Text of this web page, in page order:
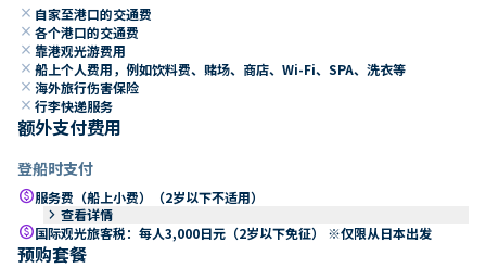
close 自家至港口的交通费
close 各个港口的交通费
close 靠港观光游费用
close 船上个人费用，例如饮料费、赌场、商店、Wi-Fi、SPA、洗衣等
close 海外旅行伤害保险
close 行李快递服务
额外支付费用
登船时支付
paid服务费（船上小费）（2岁以下不适用）
keyboard_arrow_right 查看详情
paid国际观光旅客税：每人3,000日元（2岁以下免征） ※仅限从日本出发
预购套餐